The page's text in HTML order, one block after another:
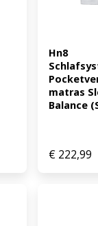
Hn8
matras
Balance
€222,99